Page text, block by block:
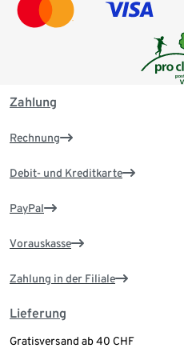
Zahlung
Rechnung
Debit- und Kreditkarte
PayPal
Vorauskasse
Zahlung in der Filiale
Lieferung
Gratisversand ab 40 CHF